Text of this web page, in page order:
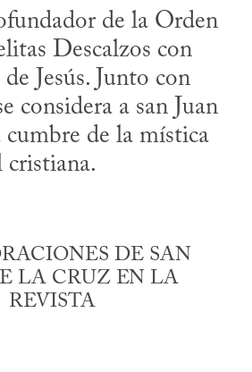
de la Orden
Descalzos con
Jesús. Junto con
considera a san Juan
de la mística
cristiana.
DE SAN
LA CRUZ EN LA
REVISTA